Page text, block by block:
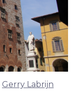
Gerry Labrijn